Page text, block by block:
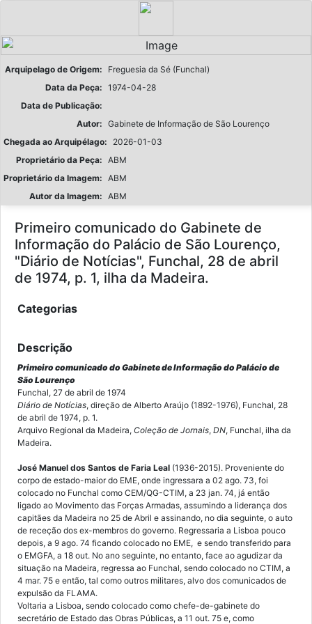
Arquipelago de Origem:
Freguesia da Sé (Funchal)
Data da Peça: 1974-04-28
Data de Publicação:
Autor: Gabinete de Informação de São Lourenço
Chegada ao Arquipélago:
2026-01-03
Proprietário da Peça: ABM
Proprietário da Imagem: ABM
Autor da Imagem: ABM
Primeiro comunicado do Gabinete de
Informação do Palácio de São Lourenço,
"Diário de Notícias", Funchal, 28 de abril
de 1974, p. 1, ilha da Madeira.
Categorias
Descrição
Primeiro comunicado do Gabinete de Informação do Palácio de
São Lourenço
Funchal, 27 de abril de 1974
Diário de Notícias, direção de Alberto Araújo (1892-1976), Funchal, 28
de abril de 1974, p. 1.
Arquivo Regional da Madeira, Coleção de Jornais, DN, Funchal, ilha da
Madeira.
José Manuel dos Santos de Faria Leal (1936-2015). Proveniente do
corpo de estado-maior do EME, onde ingressara a 02 ago. 73, foi
colocado no Funchal como CEM/QG-CTIM, a 23 jan. 74, já então
ligado ao Movimento das Forças Armadas, assumindo a liderança dos
capitães da Madeira no 25 de Abril e assinando, no dia seguinte, o auto
de receção dos ex-membros do governo. Regressaria a Lisboa pouco
depois, a 9 ago. 74 ficando colocado no EME, e sendo transferido para
o EMGFA, a 18 out. No ano seguinte, no entanto, face ao agudizar da
situação na Madeira, regressa ao Funchal, sendo colocado no CTIM, a
4 mar. 75 e então, tal como outros militares, alvo dos comunicados de
expulsão da FLAMA.
Voltaria a Lisboa, sendo colocado como chefe-de-gabinete do
secretário de Estado das Obras Públicas, a 11 out. 75 e, como